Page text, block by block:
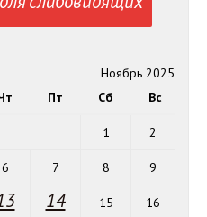
Ноябрь 2025
Пт Сб Вс
1 2
6 7 8 9
14 15 16